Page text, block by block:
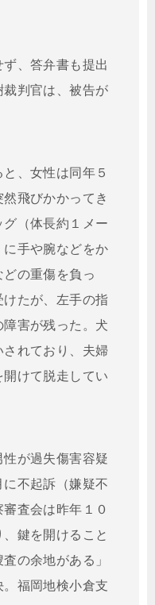
、答弁書も提出
裁判官は、被告が
、女性は同年５
飛びかかってき
（体長約１メー
に手や腕などをか
の重傷を負っ
たが、左手の指
害が残った。犬
れており、夫婦
けて脱走してい
が過失傷害容疑
不起訴（嫌疑不
査会は昨年１０
鍵を開けること
の余地がある」
福岡地検小倉支